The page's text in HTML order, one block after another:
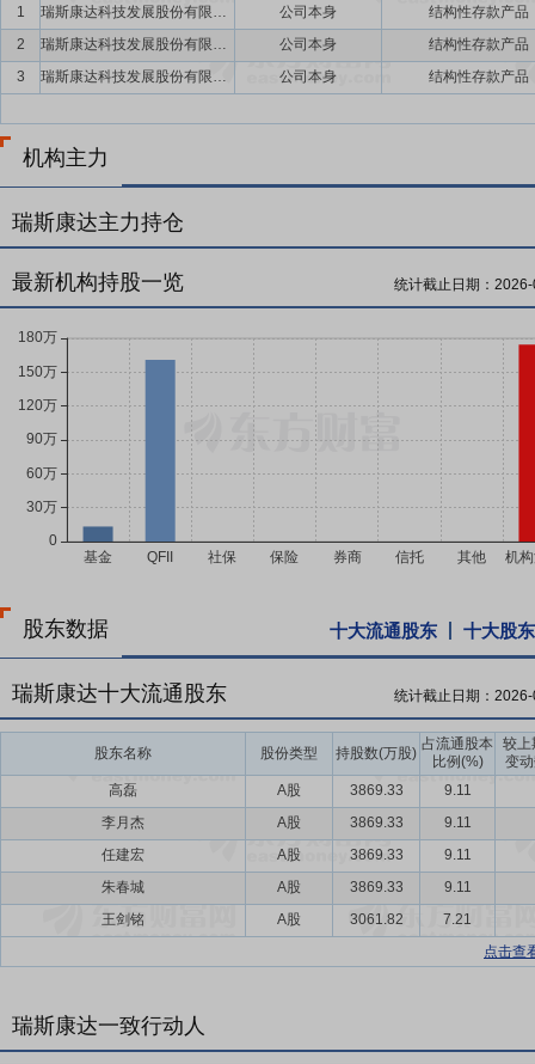
1 瑞斯康达科技发展股份有限公司 公司本身
结构性存款产品
2
瑞斯康达科技发展股份有限公司 公司本身
结构性存款产品
3
瑞斯康达科技发展股份有限公司 公司本身 结构性存款产品
机构主力
瑞斯康达主力持仓
最新机构持股一览 统计截止日期：
股东数据 十大流通股东 十大股东
瑞斯康达十大流通股东 统计截止日期：
股东名称 股份类型 持股数(万股)
占流通股本
比例(%)
较上
变
高磊
A股 3869.33
9.11
李月杰
A股 3869.33
9.11
任建宏
A股 3869.33
9.11
朱春城
A股 3869.33
9.11
王剑铭
A股 3061.82
7.21
点击查
瑞斯康达一致行动人